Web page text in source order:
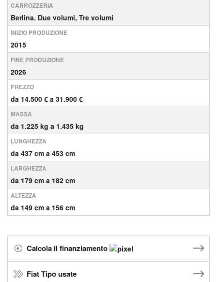
CARROZZERIA
Berlina, Due volumi, Tre volumi
INIZIO PRODUZIONE
2015
FINE PRODUZIONE
2026
PREZZO
da 14.500 € a 31.900 €
MASSA
da 1.225 kg a 1.435 kg
LUNGHEZZA
da 437 cm a 453 cm
LARGHEZZA
da 179 cm a 182 cm
ALTEZZA
da 149 cm a 156 cm
Calcola il finanziamento
Fiat Tipo usate